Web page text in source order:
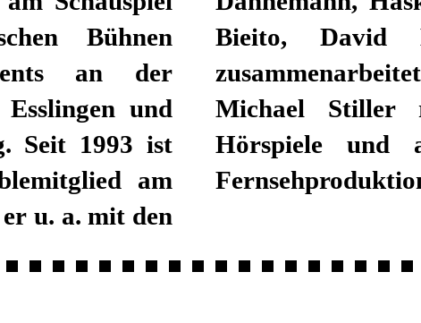
Bühnen
an der
und
Seit 1993 ist
am
u. a. mit den
Bodó
arbeitet
für
Film- und